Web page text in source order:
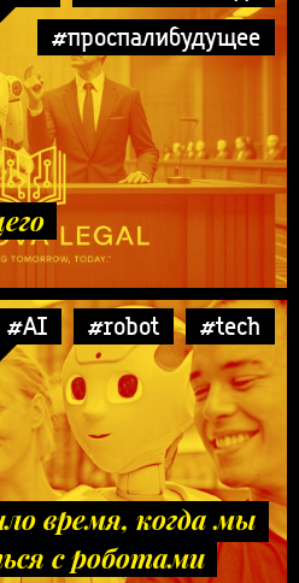
#проспалибудущее
#AI #robot #tech
время, когда мы
с роботами